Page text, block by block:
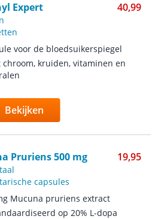
Expert 40,99
voor de bloedsuikerspiegel
chroom, kruiden, vitaminen en
Bekijken
Pruriens 500 mg 19,95
capsules
Mucuna pruriens extract
op 20% L-dopa